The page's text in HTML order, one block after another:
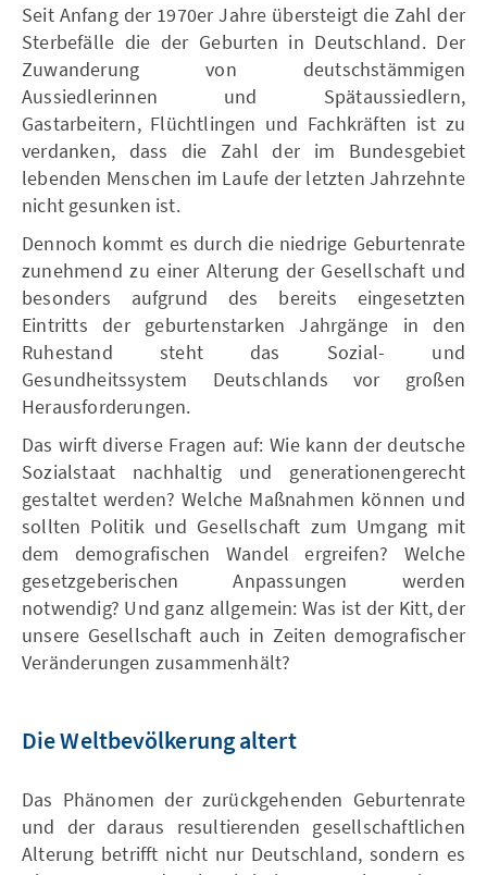
Seit Anfang der 1970er Jahre übersteigt die Zahl der
Sterbefälle die der Geburten in Deutschland. Der
Zuwanderung von deutschstämmigen
Aussiedlerinnen und Spätaussiedlern,
Gastarbeitern, Flüchtlingen und Fachkräften ist zu
verdanken, dass die Zahl der im Bundesgebiet
lebenden Menschen im Laufe der letzten Jahrzehnte
nicht gesunken ist.
Dennoch kommt es durch die niedrige Geburtenrate
zunehmend zu einer Alterung der Gesellschaft und
besonders aufgrund des bereits eingesetzten
Eintritts der geburtenstarken Jahrgänge in den
Ruhestand steht das Sozial- und
Gesundheitssystem Deutschlands vor großen
Herausforderungen.
Das wirft diverse Fragen auf: Wie kann der deutsche
Sozialstaat nachhaltig und generationengerecht
gestaltet werden? Welche Maßnahmen können und
sollten Politik und Gesellschaft zum Umgang mit
dem demografischen Wandel ergreifen? Welche
gesetzgeberischen Anpassungen werden
notwendig? Und ganz allgemein: Was ist der Kitt, der
unsere Gesellschaft auch in Zeiten demografischer
Veränderungen zusammenhält?
Die Weltbevölkerung altert
Das Phänomen der zurückgehenden Geburtenrate
und der daraus resultierenden gesellschaftlichen
Alterung betrifft nicht nur Deutschland, sondern es